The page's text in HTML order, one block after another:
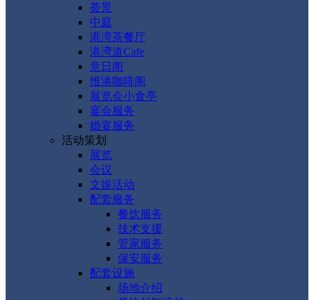
荟景
中庭
港湾茶餐厅
港湾道Cafe
意日阁
维港咖啡阁
展览会小食亭
宴会服务
婚宴服务
活动策划
展览
会议
文娱活动
配套服务
餐饮服务
技术支援
管家服务
保安服务
配套设施
场地介绍